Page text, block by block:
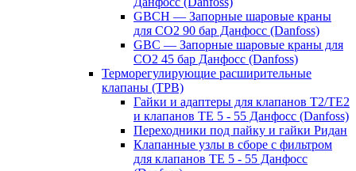
GBCH — Запорные шаровые краны
для CO2 90 бар Данфосс (Danfoss)
GBC — Запорные шаровые краны для
CO2 45 бар Данфосс (Danfoss)
Терморегулирующие расширительные
клапаны (ТРВ)
Гайки и адаптеры для клапанов T2/TE2
и клапанов TE 5 - 55 Данфосс (Danfoss)
Переходники под пайку и гайки Ридан
Клапанные узлы в сборе с фильтром
для клапанов TE 5 - 55 Данфосс